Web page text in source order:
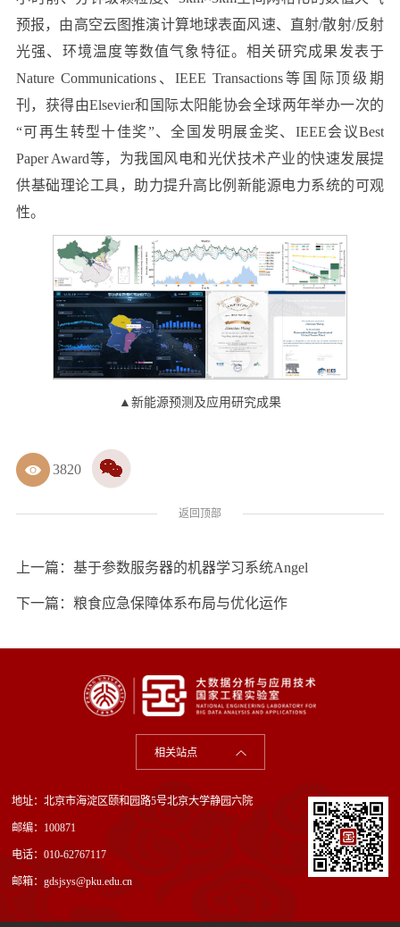
3820
预报，由高空云图推演计算地球表面风速、直射/散射/反射
光强、环境温度等数值气象特征。相关研究成果发表于
Nature Communications、IEEE Transactions等国际顶级期
刊，获得由Elsevier和国际太阳能协会全球两年举办一次的
“可再生转型十佳奖”、全国发明展金奖、IEEE会议Best
Paper Award等，为我国风电和光伏技术产业的快速发展提
供基础理论工具，助力提升高比例新能源电力系统的可观
性。
▲新能源预测及应用研究成果
返回顶部
上一篇： 基于参数服务器的机器学习系统Angel
下一篇： 粮食应急保障体系布局与优化运作
相关站点
地址：北京市海淀区颐和园路5号北京大学静园六院
邮编：100871
电话：010-62767117
邮箱：gdsjsys@pku.edu.cn